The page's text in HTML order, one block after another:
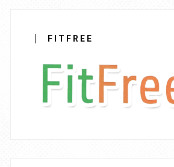
FITFREE